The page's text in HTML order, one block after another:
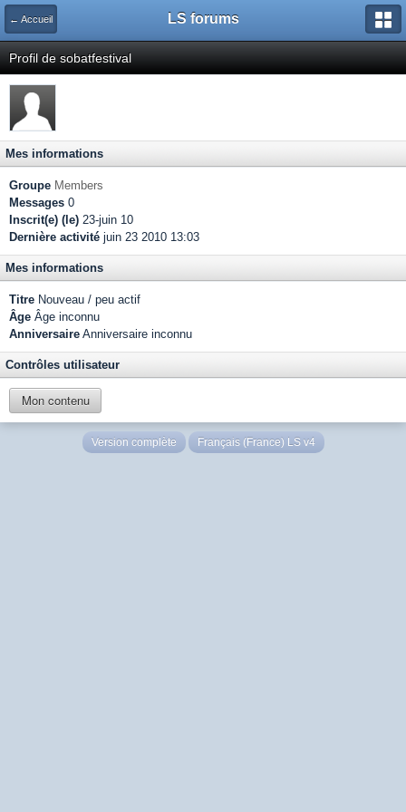
← Accueil LS forums
Profil de sobatfestival
Mes informations
Groupe Members
Messages 0
Inscrit(e) (le) 23-juin 10
Dernière activité juin 23 2010 13:03
Mes informations
Titre Nouveau / peu actif
Âge Âge inconnu
Anniversaire Anniversaire inconnu
Contrôles utilisateur
Mon contenu
Version complète Français (France) LS v4